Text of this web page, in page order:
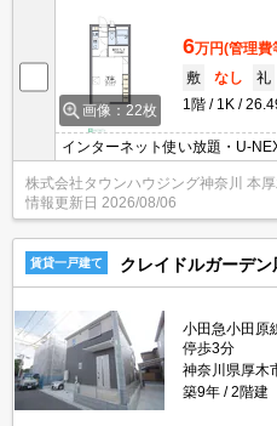
画像：22枚
6万円(管理費
敷
なし 礼
1階
1K
インターネット使い放題・U-
株式会社タウンハウジング神奈川 本
情報更新日 2026/08/06
賃貸一戸建て クレイドルガーデン
小田急小田原
停歩3分
神奈川県厚木
築9年
2階建